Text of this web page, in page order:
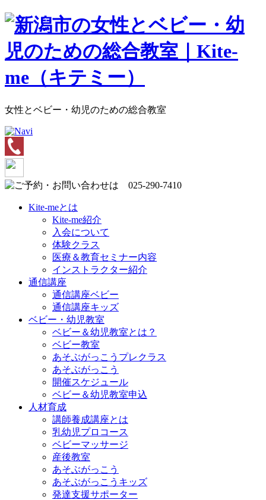
女性とベビー・幼児のための総合教室
Kite-meとは
Kite-me紹介
入会について
体験クラス
医療＆教育セミナー内容
インストラクター紹介
通信講座
通信講座ベビー
通信講座キッズ
ベビー・幼児教室
ベビー＆幼児教室とは？
ベビー教室
あそぶがっこうプレクラス
あそぶがっこう
開催スケジュール
ベビー＆幼児教室申込
人材育成
講師養成講座とは
乳幼児プロコース
ベビーマッサージ
産後教室
あそぶがっこう
あそぶがっこうキッズ
発達支援サポーター